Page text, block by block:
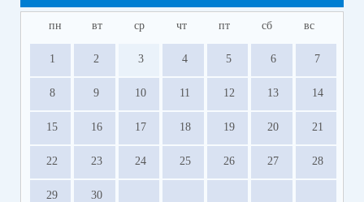
пн вт ср чт пт сб вс
1 2 3 4 5 6 7
8 9 10 11 12 13 14
15 16 17 18 19 20 21
22 23 24 25 26 27 28
29 30